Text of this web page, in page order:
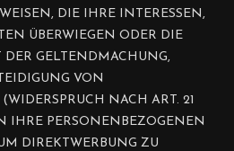
DIE IHRE INTERESSEN,
ÜBERWIEGEN ODER DIE
GELTENDMACHUNG,
VON
NACH ART. 21
IHRE PERSONENBEZOGENEN
DIREKTWERBUNG ZU